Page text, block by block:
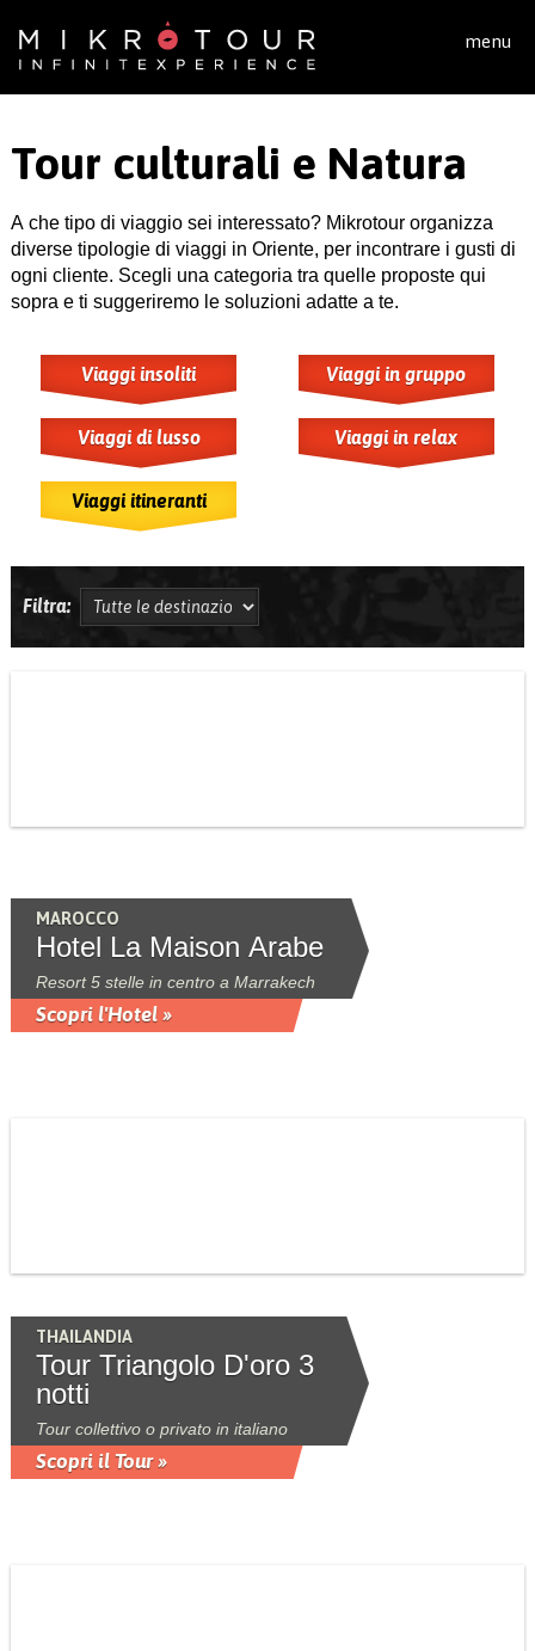
menu
Tour culturali e Natura
A che tipo di viaggio sei interessato? Mikrotour organizza
diverse tipologie di viaggi in Oriente, per incontrare i gusti di
ogni cliente. Scegli una categoria tra quelle proposte qui
sopra e ti suggeriremo le soluzioni adatte a te.
Viaggi insoliti Viaggi in gruppo
Viaggi di lusso Viaggi in relax
Viaggi itineranti
Filtra:
MAROCCO
Hotel La Maison Arabe
Resort 5 stelle in centro a Marrakech
Scopri l'Hotel »
THAILANDIA
Tour Triangolo D'oro 3
notti
Tour collettivo o privato in italiano
Scopri il Tour »